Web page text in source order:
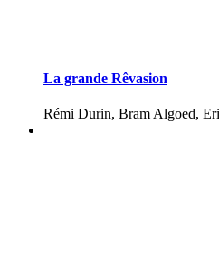
La grande Rêvasion
Rémi Durin, Bram Algoed,